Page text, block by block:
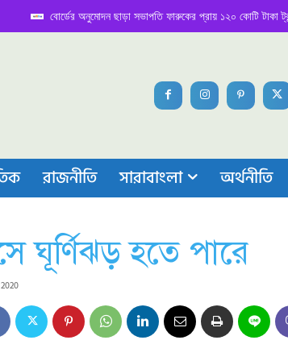
বোর্ডের অনুমোদন ছাড়া সভাপতি ফারুকের প্রায় ১২০ কোটি টাকা ট্রান্সফার!
রাজনীতি সারাবাংলা অর্থনীতি
ঘূর্ণিঝড় হতে পারে